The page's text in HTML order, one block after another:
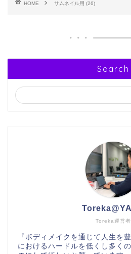
HOME サムネイル用 (26)
Search
Toreka運営者
『ボディメイクを通じて人生を
におけるハードルを低くし多く